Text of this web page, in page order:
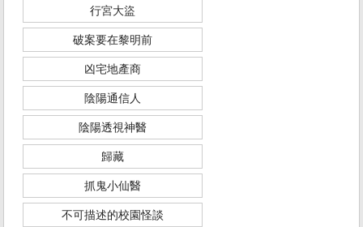
行宮大盜
破案要在黎明前
凶宅地產商
陰陽通信人
陰陽透視神醫
歸藏
抓鬼小仙醫
不可描述的校園怪談